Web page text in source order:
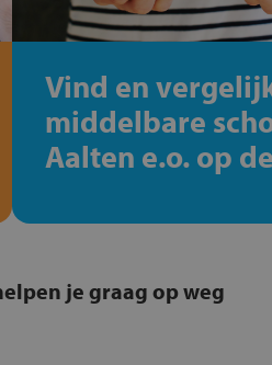
Vind en
middelbare
Aalten e.o. op
je graag op weg